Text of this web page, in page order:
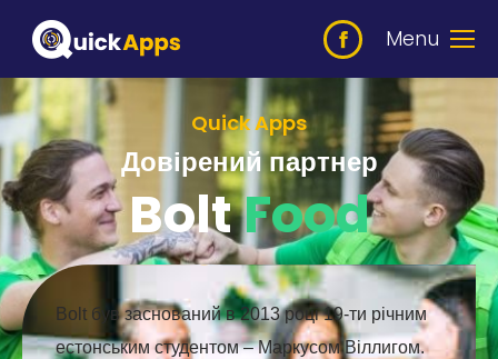
Menu
Quick Apps
Довірений партнер
BoltFood
Bolt був заснований в 2013 році 19-ти річним
естонським студентом – Маркусом Віллигом.